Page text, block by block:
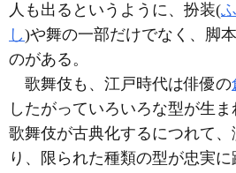
人も出るというように、扮装(
し)や舞の一部だけでなく、脚
のがある。
歌舞伎も、江戸時代は俳優の
したがっていろいろな型が生ま
歌舞伎が古典化するにつれて、
り、限られた種類の型が忠実